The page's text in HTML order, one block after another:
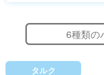
6種類の
タルク